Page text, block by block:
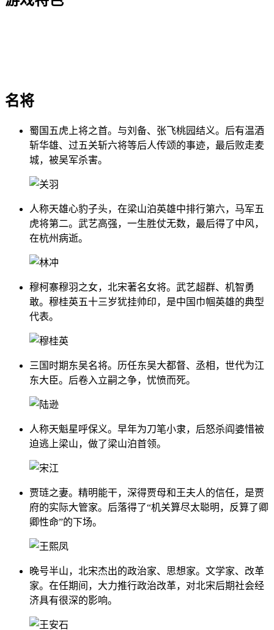
名将
蜀国五虎上将之首。与刘备、张飞桃园结义。后有温酒
斩华雄、过五关斩六将等后人传颂的事迹，最后败走麦
城，被吴军杀害。
人称天雄心豹子头，在梁山泊英雄中排行第六，马军五
虎将第二。武艺高强，一生胜仗无数，最后得了中风，
在杭州病逝。
穆柯寨穆羽之女，北宋著名女将。武艺超群、机智勇
敢。穆桂英五十三岁犹挂帅印，是中国巾帼英雄的典型
代表。
三国时期东吴名将。历任东吴大都督、丞相，世代为江
东大臣。后卷入立嗣之争，忧愤而死。
人称天魁星呼保义。早年为刀笔小隶，后怒杀阎婆惜被
迫逃上梁山，做了梁山泊首领。
贾琏之妻。精明能干，深得贾母和王夫人的信任，是贾
府的实际大管家。后落得了“机关算尽太聪明，反算了卿
卿性命”的下场。
晚号半山，北宋杰出的政治家、思想家。文学家、改革
家。在任期间，大力推行政治改革，对北宋后期社会经
济具有很深的影响。